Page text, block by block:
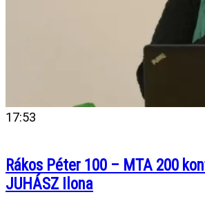
17:53
Rákos Péter 100 – MTA 200
JUHÁSZ Ilona